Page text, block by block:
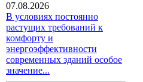
07.08.2026
В условиях постоянно
растущих требований к
комфорту и
энергоэффективности
современных зданий особое
значение...